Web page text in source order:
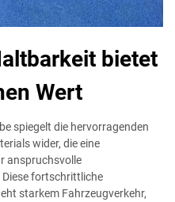
bietet
Wert
spiegelt die hervorragenden
wider, die eine
anspruchsvolle
fortschrittliche
starkem Fahrzeugverkehr,